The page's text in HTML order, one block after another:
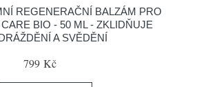
REGENERAČNÍ BALZÁM PRO
BIO - 50 ML - ZKLIDŇUJE
A SVĚDĚNÍ
799 Kč